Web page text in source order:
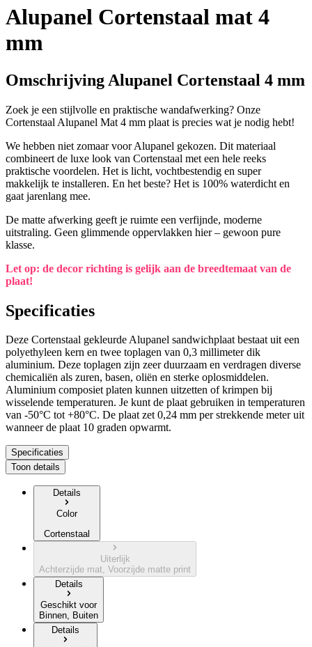
Alupanel Cortenstaal mat 4
mm
Omschrijving Alupanel Cortenstaal 4 mm
Zoek je een stijlvolle en praktische wandafwerking? Onze
Cortenstaal Alupanel Mat 4 mm plaat is precies wat je nodig hebt!
We hebben niet zomaar voor Alupanel gekozen. Dit materiaal
combineert de luxe look van Cortenstaal met een hele reeks
praktische voordelen. Het is licht, vochtbestendig en super
makkelijk te installeren. En het beste? Het is 100% waterdicht en
gaat jarenlang mee.
De matte afwerking geeft je ruimte een verfijnde, moderne
uitstraling. Geen glimmende oppervlakken hier – gewoon pure
klasse.
Let op: de decor richting is gelijk aan de breedtemaat van de
plaat!
Specificaties
Deze Cortenstaal gekleurdeAlupanel sandwichplaat bestaat uit een
polyethyleen kern en twee toplagen van 0,3 millimeter dik
aluminium. Deze toplagen zijn zeer duurzaam en verdragen diverse
chemicaliën als zuren, basen, oliën en sterke oplosmiddelen.
Aluminium composiet platen kunnen uitzetten of krimpen bij
wisselende temperaturen. Je kunt de plaat gebruiken in temperaturen
van -50°C tot +80°C. De plaat zet 0,24 mm per strekkende meter uit
wanneer de plaat 10 graden opwarmt.
Specificaties
Toon details
Details
Color
Cortenstaal
Uiterlijk
Achterzijde mat, Voorzijde matte print
Details
Geschikt voor
Binnen, Buiten
Details